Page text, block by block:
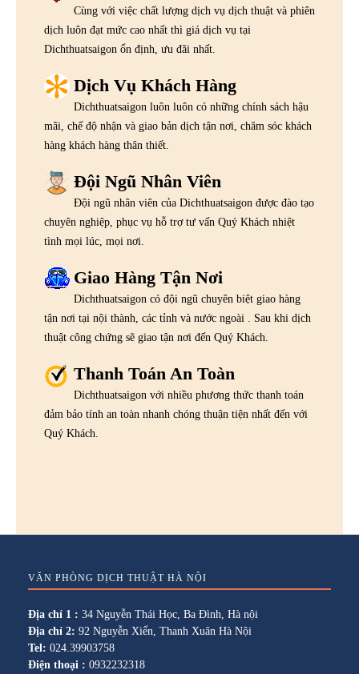
Cùng với việc chất lượng dịch vụ dịch thuật và phiên
dịch luôn đạt mức cao nhất thì giá dịch vụ tại
Dichthuatsaigon ổn định, ưu đãi nhất.
Dịch Vụ Khách Hàng
Dichthuatsaigon luôn luôn có những chính sách hậu
mãi, chế độ nhận và giao bản dịch tận nơi, chăm sóc khách
hàng khách hàng thân thiết.
Đội Ngũ Nhân Viên
Đội ngũ nhân viên của Dichthuatsaigon được đào tạo
chuyên nghiệp, phục vụ hỗ trợ tư vấn Quý Khách nhiệt
tình mọi lúc, mọi nơi.
Giao Hàng Tận Nơi
Dichthuatsaigon có đội ngũ chuyên biệt giao hàng
tận nơi tại nội thành, các tỉnh và nước ngoài . Sau khi dịch
thuật công chứng sẽ giao tận nơi đến Quý Khách.
Thanh Toán An Toàn
Dichthuatsaigon với nhiều phương thức thanh toán
đảm bảo tính an toàn nhanh chóng thuận tiện nhất đến với
Quý Khách.
VĂN PHÒNG DỊCH THUẬT HÀ NỘI
Địa chỉ 1 : 34 Nguyễn Thái Học, Ba Đình, Hà nội
Địa chỉ 2: 92 Nguyễn Xiển, Thanh Xuân Hà Nội
Tel: 024.39903758
Điện thoại : 0932232318